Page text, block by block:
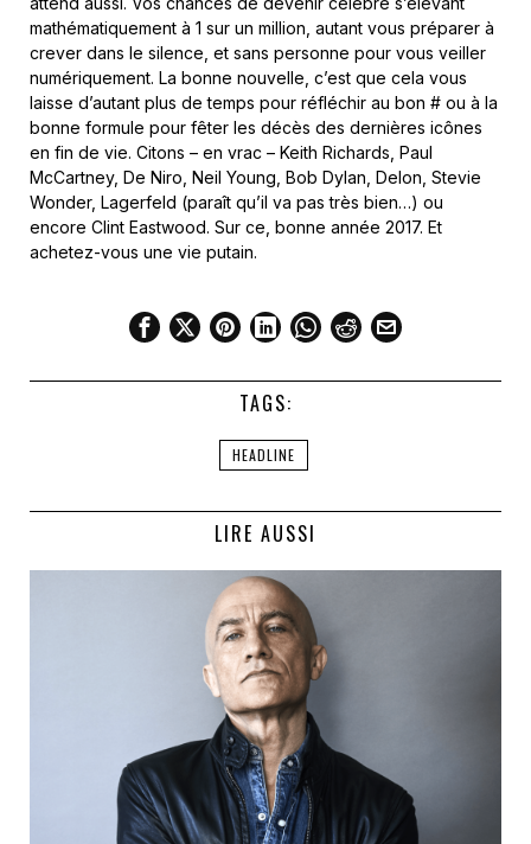
mathématiquement à 1 sur un million, autant vous préparer à
crever dans le silence, et sans personne pour vous veiller
numériquement. La bonne nouvelle, c’est que cela vous
laisse d’autant plus de temps pour réfléchir au bon # ou à la
bonne formule pour fêter les décès des dernières icônes
en fin de vie. Citons – en vrac – Keith Richards, Paul
McCartney, De Niro, Neil Young, Bob Dylan, Delon, Stevie
Wonder, Lagerfeld (paraît qu’il va pas très bien…) ou
encore Clint Eastwood. Sur ce, bonne année 2017. Et
achetez-vous une vie putain.
TAGS:
HEADLINE
LIRE AUSSI